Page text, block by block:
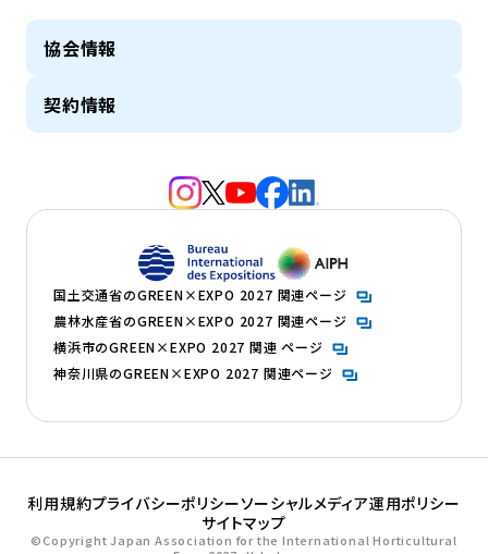
協会情報
契約情報
（新規タブで開きます）
（新規タブで開きます）
（新規タブで開きます）
（新規タブで開きます）（新規タブで開きます）
国土交通省のGREEN×EXPO 2027 関連ページ
農林水産省のGREEN×EXPO 2027 関連ページ
横浜市のGREEN×EXPO 2027 関連 ページ
神奈川県のGREEN×EXPO 2027 関連ページ
利用規約プライバシーポリシーソーシャルメディア運用ポリシー
サイトマップ
©Copyright Japan Association for the International Horticultural